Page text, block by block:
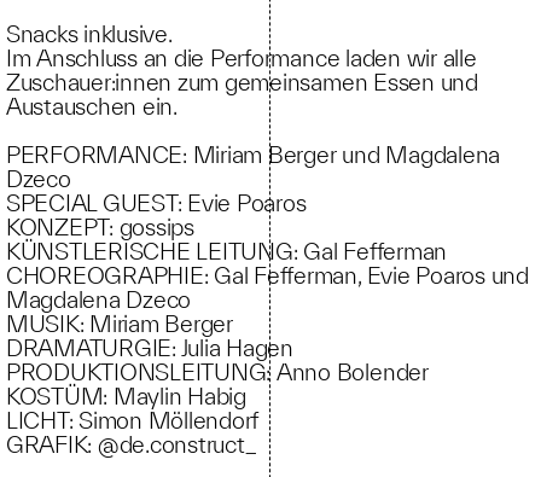
Snacks inklusive.
Im Anschluss an die Performance laden wir alle
Zuschauer:innen zum gemeinsamen Essen und
Austauschen ein.
PERFORMANCE: Miriam Berger und Magdalena
Dzeco
SPECIAL GUEST: Evie Poaros
KONZEPT: gossips
KÜNSTLERISCHE LEITUNG: Gal Fefferman
CHOREOGRAPHIE: Gal Fefferman, Evie Poaros und
Magdalena Dzeco
MUSIK: Miriam Berger
DRAMATURGIE: Julia Hagen
PRODUKTIONSLEITUNG: Anno Bolender
KOSTÜM: Maylin Habig
LICHT: Simon Möllendorf
GRAFIK: @de.construct_